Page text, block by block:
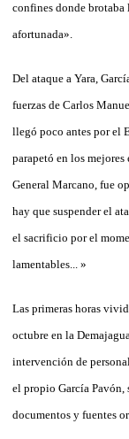
confines donde brotaba
afortunada».
Del ataque a Yara,
fuerzas de Carlos
llegó poco antes por el
parapetó en los
General Marcano, fue
hay que suspender el
el sacrificio por el
lamentables... »
Las primeras horas
octubre en la
intervención de
el propio García Pavón,
documentos y fuentes